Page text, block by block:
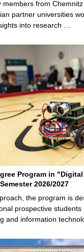
members from
partner universities
into research …
Program in
2026/2027
the program is
prospective students
and information